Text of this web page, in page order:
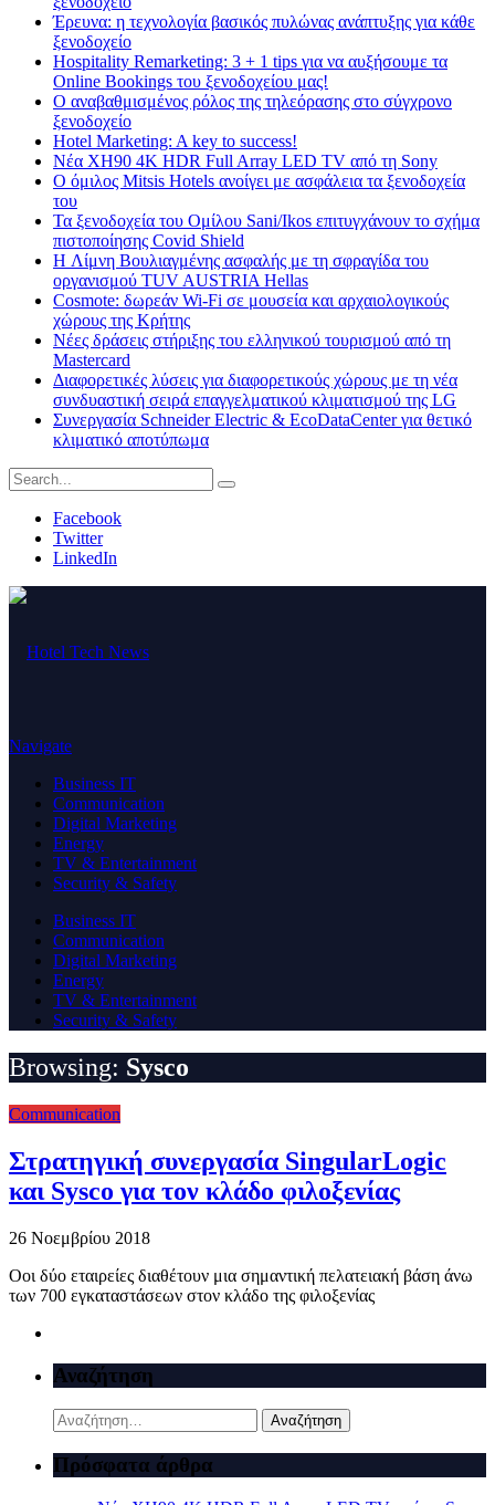
Έρευνα: η τεχνολογία βασικός πυλώνας ανάπτυξης για κάθε
ξενοδοχείο
Hospitality Remarketing: 3 + 1 tips για να αυξήσουμε τα
Online Bookings του ξενοδοχείου μας!
Ο αναβαθμισμένος ρόλος της τηλεόρασης στο σύγχρονο
ξενοδοχείο
Hotel Marketing: A key to success!
Νέα XH90 4K HDR Full Array LED TV από τη Sony
Ο όμιλος Mitsis Hotels ανοίγει με ασφάλεια τα ξενοδοχεία
του
Τα ξενοδοχεία του Ομίλου Sani/Ikos επιτυγχάνουν το σχήμα
πιστοποίησης Covid Shield
H Λίμνη Βουλιαγμένης ασφαλής με τη σφραγίδα του
οργανισμού TUV AUSTRIA Hellas
Cosmote: δωρεάν Wi-Fi σε μουσεία και αρχαιολογικούς
χώρους της Κρήτης
Νέες δράσεις στήριξης του ελληνικού τουρισμού από τη
Mastercard
Διαφορετικές λύσεις για διαφορετικούς χώρους με τη νέα
συνδυαστική σειρά επαγγελματικού κλιματισμού της LG
Συνεργασία Schneider Electric & EcoDataCenter για θετικό
κλιματικό αποτύπωμα
Facebook
Twitter
LinkedIn
Navigate
Business IT
Communication
Digital Marketing
Energy
TV & Entertainment
Security & Safety
Business IT
Communication
Digital Marketing
Energy
TV & Entertainment
Security & Safety
Browsing: Sysco
Communication
Στρατηγική συνεργασία SingularLogic
και Sysco για τον κλάδο φιλοξενίας
26 Νοεμβρίου 2018
Οοι δύο εταιρείες διαθέτουν μια σημαντική πελατειακή βάση άνω
των 700 εγκαταστάσεων στον κλάδο της φιλοξενίας
Αναζήτηση
Αναζήτηση
για:
Πρόσφατα άρθρα